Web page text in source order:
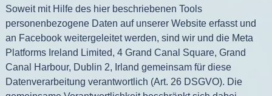
Soweit mit Hilfe des hier beschriebenen Tools
personenbezogene Daten auf unserer Website erfasst und
an Facebook weitergeleitet werden, sind wir und die Meta
Platforms Ireland Limited, 4 Grand Canal Square, Grand
Canal Harbour, Dublin 2, Irland gemeinsam für diese
Datenverarbeitung verantwortlich (Art. 26 DSGVO). Die